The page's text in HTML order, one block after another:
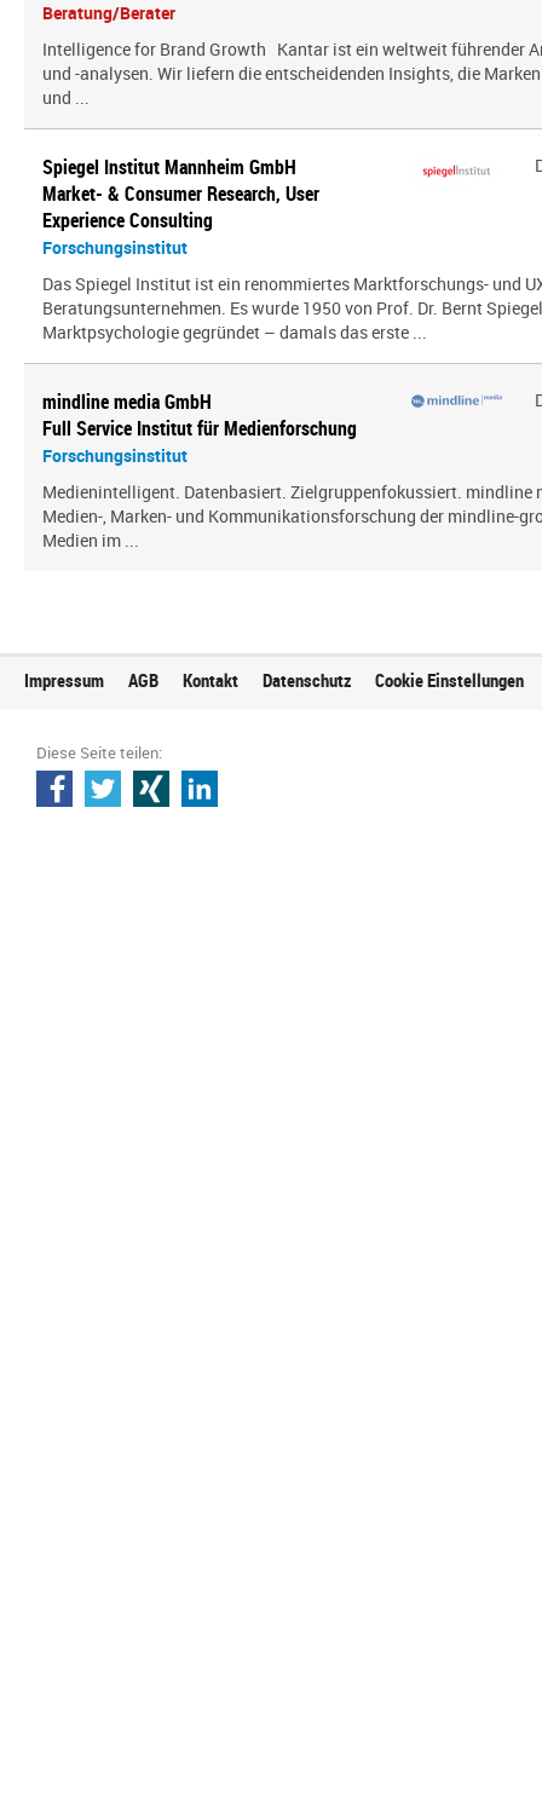
Beratung/Berater
Intelligence for Brand Growth Kantar ist ein weltweit führender
und -analysen. Wir liefern die entscheidenden Insights, die
und ...
Spiegel Institut Mannheim GmbH
Market- & Consumer Research, User
Experience Consulting
Forschungsinstitut
Das Spiegel Institut ist ein renommiertes Marktforschungs- und
Beratungsunternehmen. Es wurde 1950 von Prof. Dr. Bernt
Marktpsychologie gegründet – damals das erste ...
mindline media GmbH
Full Service Institut für Medienforschung
Forschungsinstitut
Medienintelligent. Datenbasiert. Zielgruppenfokussiert. mindline
Medien-, Marken- und Kommunikationsforschung der mindline-
Medien im ...
Impressum AGB Kontakt Datenschutz Cookie Einstellungen
Diese Seite teilen: